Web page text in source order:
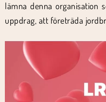
lämna denna organisation
uppdrag, att företräda